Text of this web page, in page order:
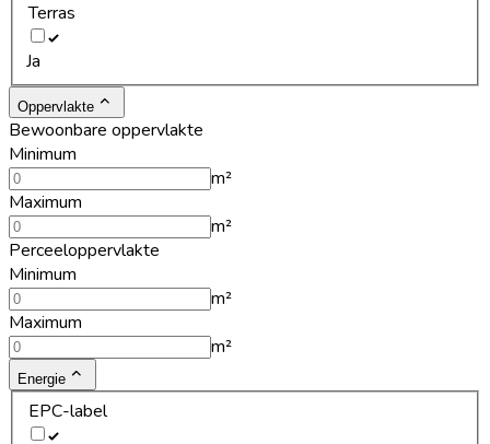
Terras
Ja
Oppervlakte
Bewoonbare oppervlakte
Minimum
m²
Maximum
m²
Perceeloppervlakte
Minimum
m²
Maximum
m²
Energie
EPC-label